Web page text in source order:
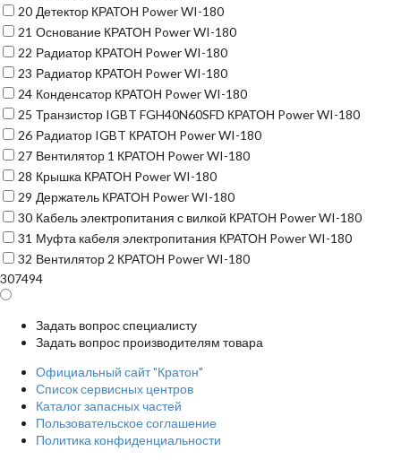
20 Детектор КРАТОН Power WI-180
21 Основание КРАТОН Power WI-180
22 Радиатор КРАТОН Power WI-180
23 Радиатор КРАТОН Power WI-180
24 Конденсатор КРАТОН Power WI-180
25 Транзистор IGBT FGH40N60SFD КРАТОН Power WI-180
26 Радиатор IGBT КРАТОН Power WI-180
27 Вентилятор 1 КРАТОН Power WI-180
28 Крышка КРАТОН Power WI-180
29 Держатель КРАТОН Power WI-180
30 Кабель электропитания с вилкой КРАТОН Power WI-180
31 Муфта кабеля электропитания КРАТОН Power WI-180
32 Вентилятор 2 КРАТОН Power WI-180
307494
Задать вопрос специалисту
Задать вопрос производителям товара
Официальный сайт "Кратон"
Список сервисных центров
Каталог запасных частей
Пользовательское соглашение
Политика конфиденциальности